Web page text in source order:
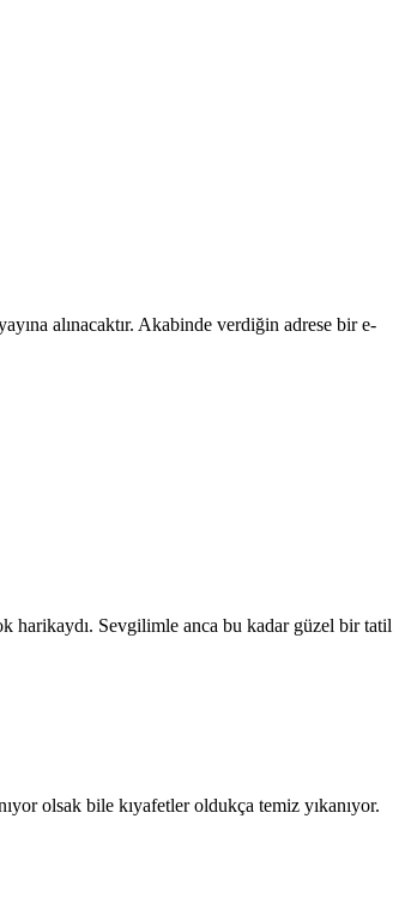
alınacaktır. Akabinde verdiğin adrese bir e-
harikaydı. Sevgilimle anca bu kadar güzel bir tatil
olsak bile kıyafetler oldukça temiz yıkanıyor.